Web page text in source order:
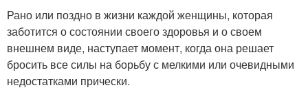
Рано или поздно в жизни каждой женщины, которая
заботится о состоянии своего здоровья и о своем
внешнем виде, наступает момент, когда она решает
бросить все силы на борьбу с мелкими или очевидными
недостатками прически.